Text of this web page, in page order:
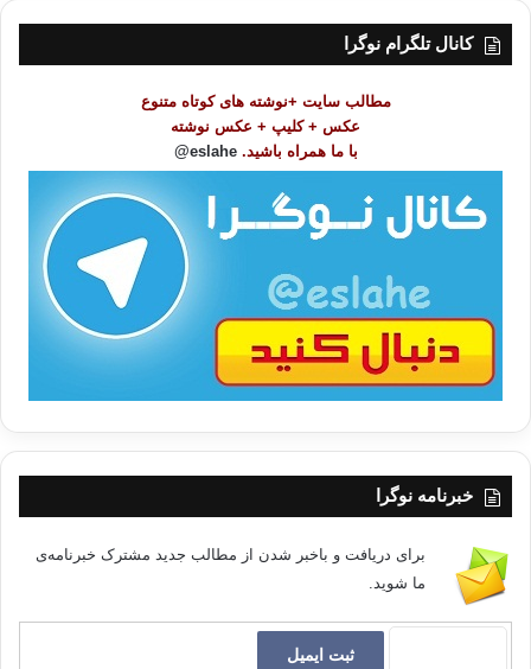
کانال تلگرام نوگرا
مطالب سایت +نوشته های کوتاه متنوع
عکس + کلیپ + عکس نوشته
با ما همراه باشید. eslahe@
خبرنامه نوگرا
برای دریافت و باخبر شدن از مطالب جدید مشترک خبرنامه‌ی
ما شوید.